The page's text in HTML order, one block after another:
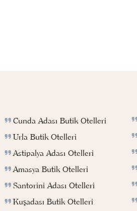
Cunda Adası Butik Otelleri
Urla Butik Otelleri
Astipalya Adası Otelleri
Amasya Butik Otelleri
Santorini Adası Otelleri
Kuşadası Butik Otelleri